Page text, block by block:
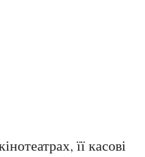
її касові